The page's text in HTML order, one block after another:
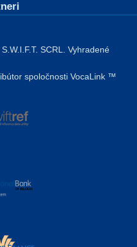
SCRL. Vyhradené
spoločnosti VocaLink ™